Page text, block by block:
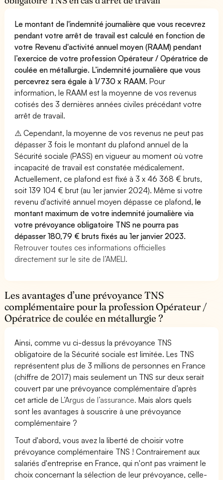
Le montant de l'indemnité journalière que vous recevrez
pendant votre arrêt de travail est calculé en fonction de
votre Revenu d'activité annuel moyen (RAAM) pendant
l’exercice de votre profession Opérateur / Opératrice de
coulée en métallurgie. L’indemnité journalière que vous
percevrez sera égale à 1/730 x RAAM. Pour
information, le RAAM est la moyenne de vos revenus
cotisés des 3 dernières années civiles précédant votre
arrêt de travail.
⚠️ Cependant, la moyenne de vos revenus ne peut pas
dépasser 3 fois le montant du plafond annuel de la
Sécurité sociale (PASS) en vigueur au moment où votre
incapacité de travail est constatée médicalement.
Actuellement, ce plafond est fixé à 3 x 46 368 € bruts,
soit 139 104 € brut (au 1er janvier 2024). Même si votre
revenu d'activité annuel moyen dépasse ce plafond,le
montant maximum de votre indemnité journalière via
votre prévoyance obligatoire TNS ne pourra pas
dépasser 180,79 € bruts fixés au 1er janvier 2023.
Retrouver toutes ces informations officielles
directement sur le site de l’AMELI.
Les avantages d’une prévoyance TNS
complémentaire pour la profession Opérateur /
Opératrice de coulée en métallurgie ?
Ainsi, comme vu ci-dessus la prévoyance TNS
obligatoire de la Sécurité sociale est limitée. Les TNS
représentent plus de 3 millions de personnes en France
(chiffre de 2017) mais seulement un TNS sur deux serait
couvert par une prévoyance complémentaire d’après
cet article deL’Argus de l’assurance. Mais alors quels
sont les avantages à souscrire à une prévoyance
complémentaire ?
Tout d'abord, vous avez la liberté de choisir votre
prévoyance complémentaire TNS ! Contrairement aux
salariés d'entreprise en France, qui n'ont pas vraiment le
choix concernant la sélection de leur prévoyance, celle-